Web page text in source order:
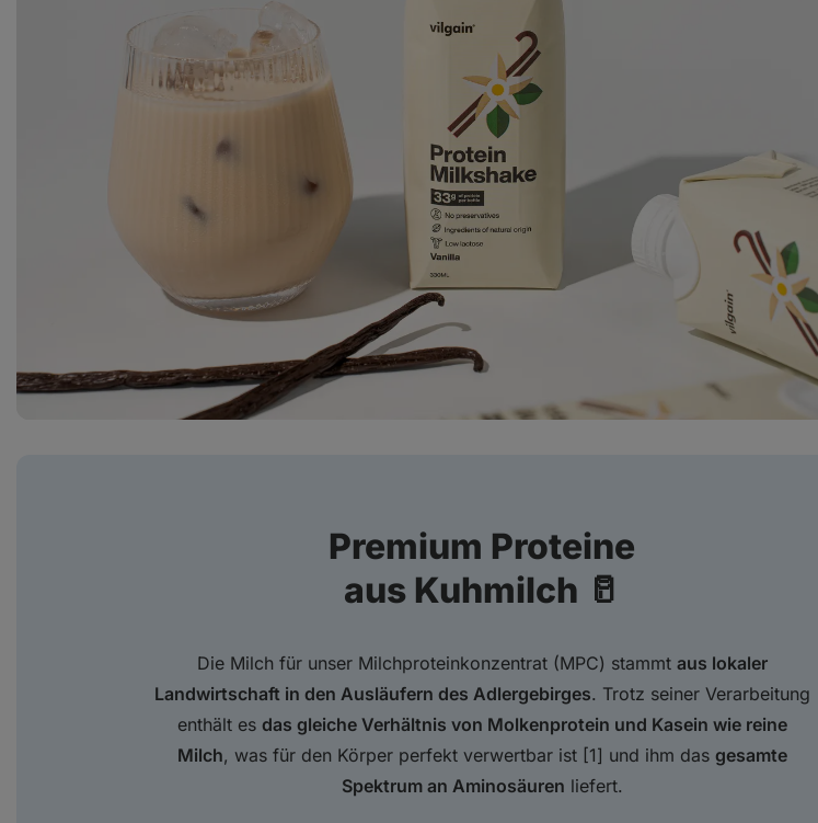
Premium Proteine
aus Kuhmilch 🥛
Die Milch für unser Milchproteinkonzentrat (MPC) stammt aus lokaler
Landwirtschaft in den Ausläufern des Adlergebirges. Trotz seiner Verarbeitung
enthält es das gleiche Verhältnis von Molkenprotein und Kasein wie reine
Milch, was für den Körper perfekt verwertbar ist [1] und ihm das gesamte
Spektrum an Aminosäuren liefert.